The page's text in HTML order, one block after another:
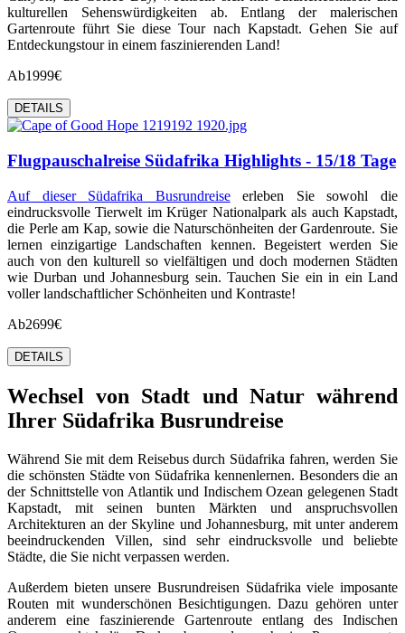
kulturellen Sehenswürdigkeiten ab. Entlang der malerischen
Gartenroute führt Sie diese Tour nach Kapstadt. Gehen Sie auf
Entdeckungstour in einem faszinierenden Land!
Ab1999€
DETAILS
Flugpauschalreise Südafrika Highlights - 15/18 Tage
Auf dieser Südafrika Busrundreiseerleben Sie sowohl die
eindrucksvolle Tierwelt im Krüger Nationalpark als auch Kapstadt,
die Perle am Kap, sowie die Naturschönheiten der Gardenroute. Sie
lernen einzigartige Landschaften kennen. Begeistert werden Sie
auch von den kulturell so vielfältigen und doch modernen Städten
wie Durban und Johannesburg sein. Tauchen Sie ein in ein Land
voller landschaftlicher Schönheiten und Kontraste!
Ab2699€
DETAILS
Wechsel von Stadt und Natur während
Ihrer Südafrika Busrundreise
Während Sie mit dem Reisebus durch Südafrika fahren, werden Sie
die schönsten Städte von Südafrika kennenlernen. Besonders die an
der Schnittstelle von Atlantik und Indischem Ozean gelegenen Stadt
Kapstadt, mit seinen bunten Märkten und anspruchsvollen
Architekturen an der Skyline und Johannesburg, mit unter anderem
beeindruckenden Villen, sind sehr eindrucksvolle und beliebte
Städte, die Sie nicht verpassen werden.
Außerdem bieten unsere Busrundreisen Südafrika viele imposante
Routen mit wunderschönen Besichtigungen. Dazu gehören unter
anderem eine faszinierende Gartenroute entlang des Indischen